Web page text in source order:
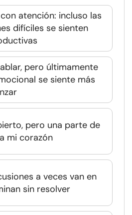
atención: incluso las
difíciles se sienten
pero últimamente
se siente más
pero una parte de
mi corazón
a veces van en
sin resolver